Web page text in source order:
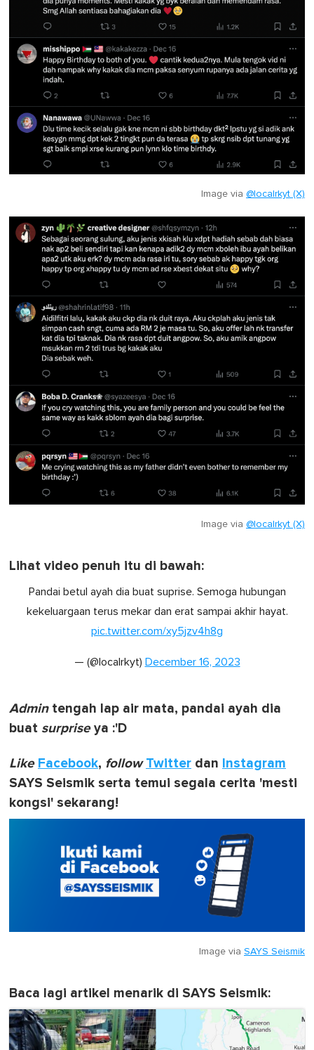
Image via @localrkyt (X)
Image via @localrkyt (X)
Lihat video penuh itu di bawah:
Pandai betul ayah dia buat suprise. Semoga hubungan
kekeluargaan terus mekar dan erat sampai akhir hayat.
pic.twitter.com/xy5jzv4h8g
— (@localrkyt) December 16, 2023
Admintengah lap air mata, pandai ayah dia
buat surpriseya :'D
Like Facebook, follow Twitter dan Instagram
SAYS Seismik serta temui segala cerita 'mesti
kongsi' sekarang!
Image via SAYS Seismik
Baca lagi artikel menarik di SAYS Seismik: